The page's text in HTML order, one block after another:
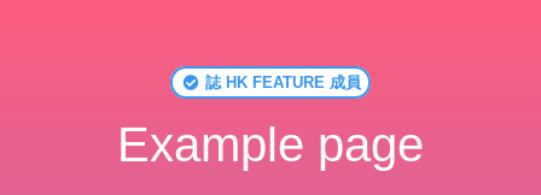
誌 HK FEATURE 成員
Example page